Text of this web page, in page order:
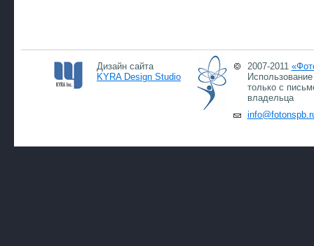
Дизайн сайта
KYRA Design Studio
2007-2011
только с
владельца